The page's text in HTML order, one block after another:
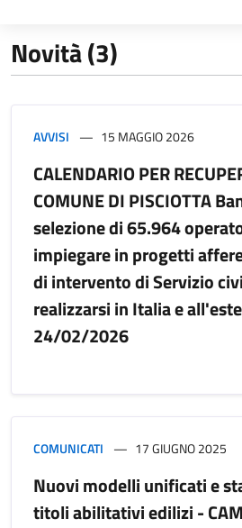
Novità (3)
AVVISI 15 MAGGIO 2026
CALENDARIO PER
COMUNE DI PISCIOTTA
selezione di 65.964
impiegare in progetti
di intervento di Servizio
realizzarsi in Italia e
24/02/2026
COMUNICATI 17 GIUGNO 2025
Nuovi modelli unificati e
titoli abilitativi edilizi -